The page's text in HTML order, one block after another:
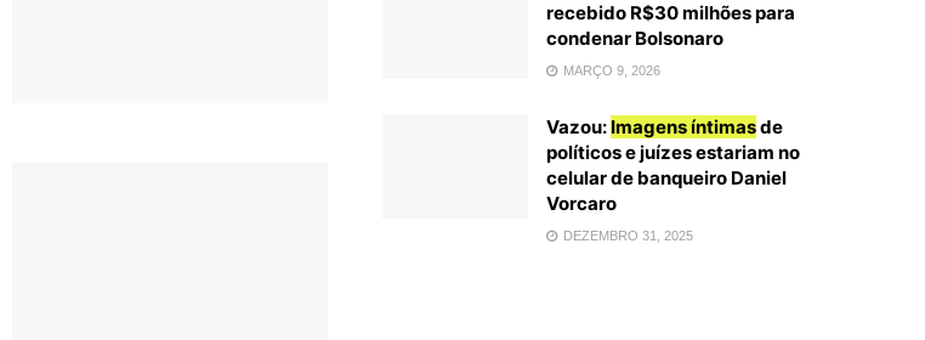
recebido R$30 milhões para
condenar Bolsonaro
MARÇO 9, 2026
Vazou: Imagens íntimasde
políticos e juízes estariam no
celular de banqueiro Daniel
Vorcaro
DEZEMBRO 31, 2025